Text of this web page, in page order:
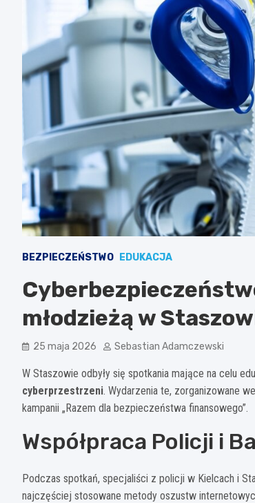
BEZPIECZEŃSTWO EDUKACJA
młodzieżą w
25 maja 2026 Sebastian Adamczewski
W Staszowie odbyły się spotkania mające na celu
cyberprzestrzeni. Wydarzenia te, zorganizowane
kampanii „Razem dla bezpieczeństwa finansowego”.
Współpraca Policji i
Podczas spotkań, specjaliści z policji w Kielcach i
najczęściej stosowane metody oszustw